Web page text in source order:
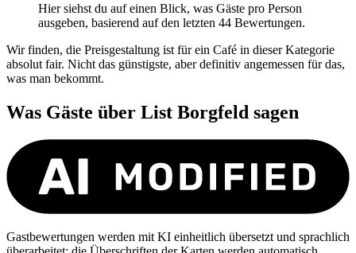
Hier siehst du auf einen Blick, was Gäste pro Person
ausgeben, basierend auf den letzten 44 Bewertungen.
Wir finden, die Preisgestaltung ist für ein Café in dieser Kategorie
absolut fair. Nicht das günstigste, aber definitiv angemessen für das,
was man bekommt.
Was Gäste über List Borgfeld sagen
Gastbewertungen werden mit KI einheitlich übersetzt und sprachlich